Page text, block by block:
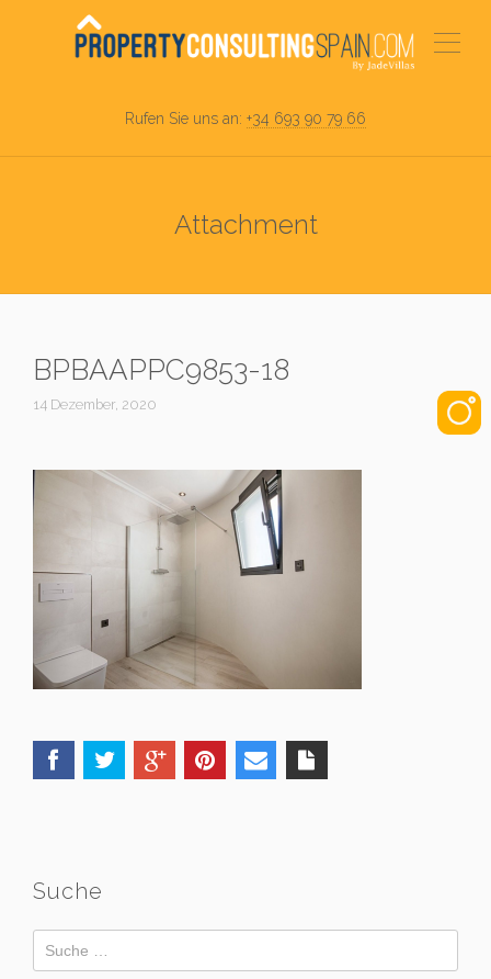
Rufen Sie uns an: +34 693 90 79 66
Attachment
BPBAAPPC9853-18
14 Dezember, 2020
Suche